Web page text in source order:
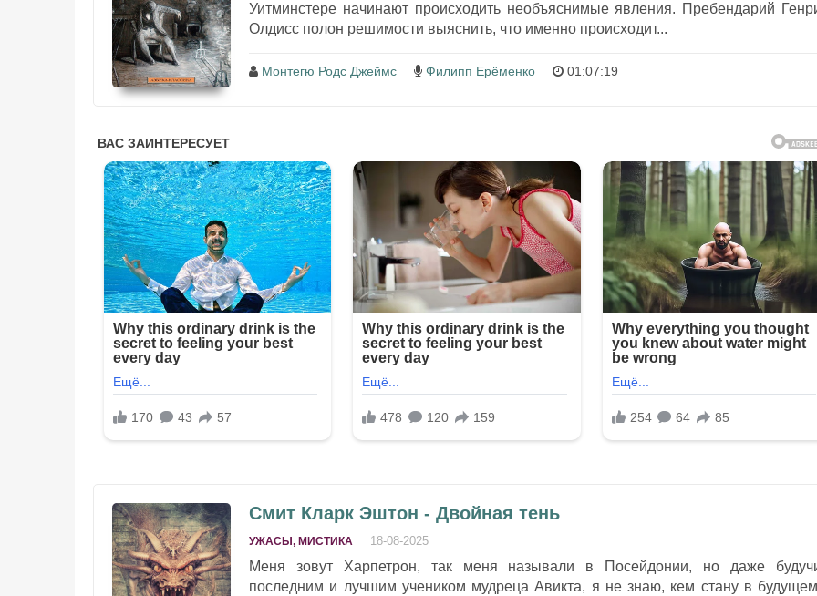
Уитминстере начинают происходить необъяснимые явления. Пребендарий
Олдисс полон решимости выяснить, что именно происходит...
Монтегю Родс Джеймс Филипп Ерёменко 01:07:19
Смит Кларк Эштон - Двойная тень
УЖАСЫ, МИСТИКА 18-08-2025
Меня зовут Харпетрон, так меня называли в Посейдонии, но даже
последним и лучшим учеником мудреца Авикта, я не знаю, кем стану в